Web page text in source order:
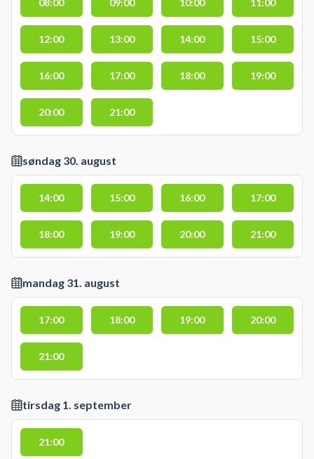
08:00 09:00 10:00 11:00
12:00 13:00 14:00 15:00
16:00 17:00 18:00 19:00
20:00 21:00
søndag 30. august
14:00 15:00 16:00 17:00
18:00 19:00 20:00 21:00
mandag 31. august
17:00 18:00 19:00 20:00
21:00
tirsdag 1. september
21:00